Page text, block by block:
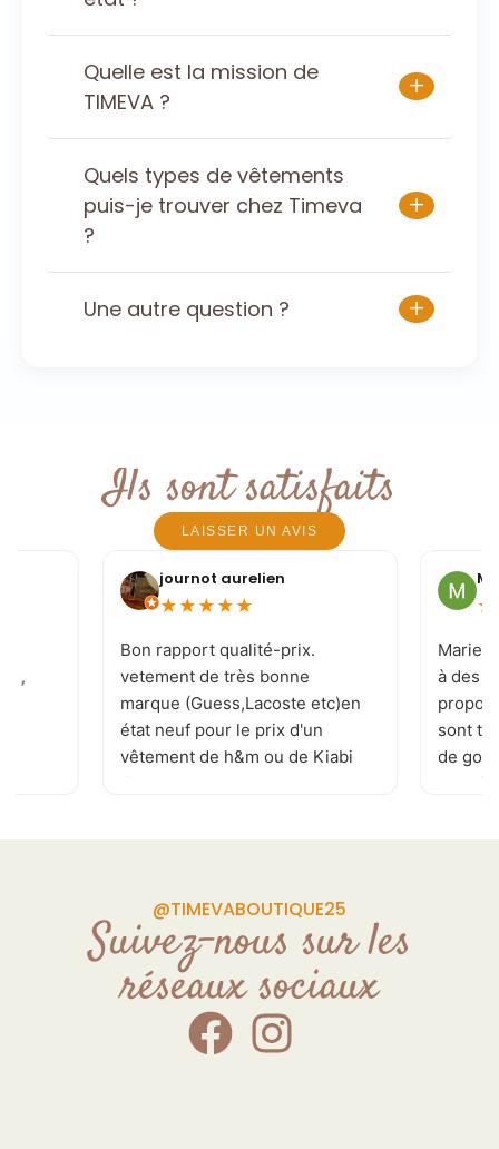
Quelle est la mission de
TIMEVA ?
+
Quels types de vêtements
puis-je trouver chez Timeva
?
+
Une autre question ? +
Ils sont satisfaits
LAISSER UN AVIS
! ,
journot aurelien
★ ★ ★ ★ ★
Bon rapport qualité-prix.
vetement de très bonne
marque (Guess,Lacoste etc)en
état neuf pour le prix d'un
vêtement de h&m ou de Kiabi
.je recommande . page
plusieurs fois par jour
souriante et a l'écoute de vos
demande Donc allé y sans
craintes
★
Marie-
à des
sont
de
@TIMEVABOUTIQUE25
Suivez-nous sur les
réseaux sociaux